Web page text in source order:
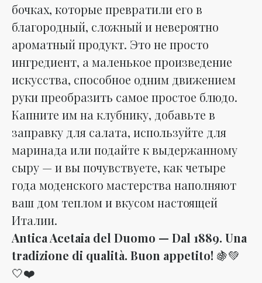
бочках, которые превратили его в
благородный, сложный и невероятно
ароматный продукт. Это не просто
ингредиент, а маленькое произведение
искусства, способное одним движением
руки преобразить самое простое блюдо.
Капните им на клубнику, добавьте в
заправку для салата, используйте для
маринада или подайте к выдержанному
сыру — и вы почувствуете, как четыре
года моденского мастерства наполняют
ваш дом теплом и вкусом настоящей
Италии.
Antica Acetaia del Duomo — Dal 1889. Una
tradizione di qualità. Buon appetito! 🍇💚
🤍❤️